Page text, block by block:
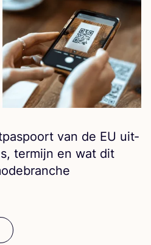
van de EU uit­
ter­mijn en wat dit